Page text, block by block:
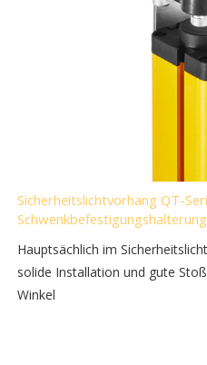
Sicherheitslichtvorhang QT-
Hauptsächlich im
solide Installation und gute
Winkel